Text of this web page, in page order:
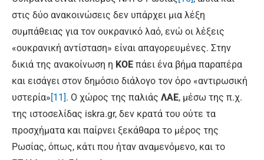
στις δύο ανακοινώσεις δεν υπάρχει μια λέξη
συμπάθειας για τον ουκρανικό λαό, ενώ οι λέξεις
«ουκρανική αντίσταση» είναι απαγορευμένες. Στην
δικιά της ανακοίνωση η ΚΟΕ πάει ένα βήμα παραπέρα
και εισάγει στον δημόσιο διάλογο τον όρο «αντιρωσική
υστερία» [11]. Ο χώρος της παλιάς ΛΑΕ, μέσω της π.χ.
της ιστοσελίδας iskra.gr, δεν κρατά του ούτε τα
προσχήματα και παίρνει ξεκάθαρα το μέρος της
Ρωσίας, όπως, κάτι που ήταν αναμενόμενο, και το